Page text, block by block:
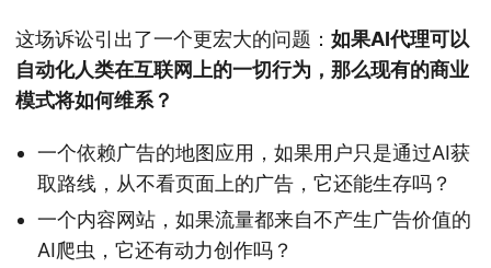
这场诉讼引出了一个更宏大的问题： 如果AI代理可以
自动化人类在互联网上的一切行为，那么现有的商业
模式将如何维系？
一个依赖广告的地图应用，如果用户只是通过AI获
取路线，从不看页面上的广告，它还能生存吗？
一个内容网站，如果流量都来自不产生广告价值的
AI爬虫，它还有动力创作吗？